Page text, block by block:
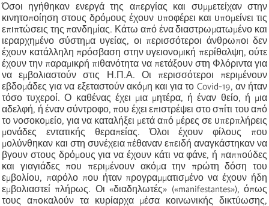
Όσοι ηγήθηκαν ενεργά της απεργίας και συμμετείχαν στην
κινητοποίηση στους δρόμους έχουν υποφέρει και υπομείνει τις
επιπτώσεις της πανδημίας. Κάτω από ένα διαστρωματωμένο και
ιεραρχημένο σύστημα υγείας, οι περισσότεροι άνθρωποι δεν
έχουν κατάλληλη πρόσβαση στην υγειονομική περίθαλψη, ούτε
έχουν την παραμικρή πιθανότητα να πετάξουν στη Φλόριντα για
να εμβολιαστούν στις Η.Π.Α. Οι περισσότεροι περιμένουν
εβδομάδες για να εξεταστούν ακόμη και για το Covid-19, αν ήταν
τόσο τυχεροί. Ο καθένας έχει μια μητέρα, ή έναν θείο, ή μια
αδελφή, ή έναν σύντροφο, που έχει επιστρέψει στο σπίτι του από
το νοσοκομείο, για να καταλήξει μετά από μέρες σε υπερπλήρεις
μονάδες εντατικής θεραπείας. Όλοι έχουν φίλους που
μολύνθηκαν και στη συνέχεια πέθαναν επειδή αναγκάστηκαν να
βγουν στους δρόμους για να έχουν κάτι να φάνε, ή παππούδες
και γιαγιάδες που περιμένουν ακόμα την πρώτη δόση του
εμβολίου, παρόλο που ήταν προγραμματισμένο να έχουν ήδη
εμβολιαστεί πλήρως. Οι «διαδηλωτές» («manifestantes»), όπως
τους αποκαλούν τα κυρίαρχα μέσα κοινωνικής δικτύωσης,